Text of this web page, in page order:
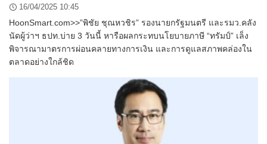
16/04/2025 10:45
HoonSmart.com>>”พิชัย ชุณหวชิร” รองนายกรัฐมนตรี และรมว.คลัง
นัดผู้ว่าฯ ธปท.บ่าย 3 วันนี้ หารือผลกระทบนโยบายภาษี “ทรัมป์” เล็ง
พิจารณามาตรการผ่อนคลายทางการเงิน และการดูแลสภาพคล่องใน
ตลาดอย่างใกล้ชิด